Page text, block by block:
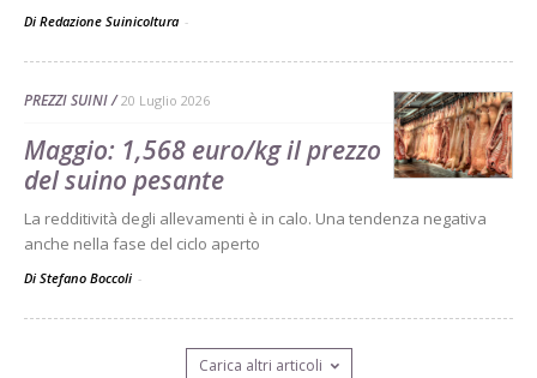
Di Redazione Suinicoltura -
PREZZI SUINI 20 Luglio 2026
Maggio: 1,568 euro/kg il prezzo
del suino pesante
La redditività degli allevamenti è in calo. Una tendenza negativa
anche nella fase del ciclo aperto
Di Stefano Boccoli -
Carica altri articoli